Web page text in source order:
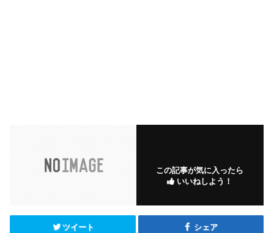
この記事が気に入ったら
いいねしよう！
ツイート シェア